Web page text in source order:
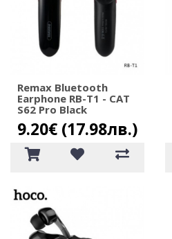
Remax Bluetooth
Еarphone RB-T1 - CAT
S62 Pro Black
9.20€ (17.98лв.)